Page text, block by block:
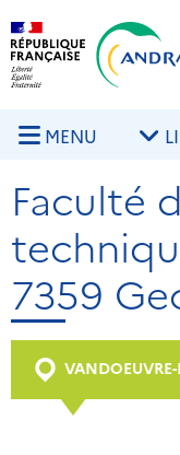
Aller au contenu
MENU
Faculté
7359